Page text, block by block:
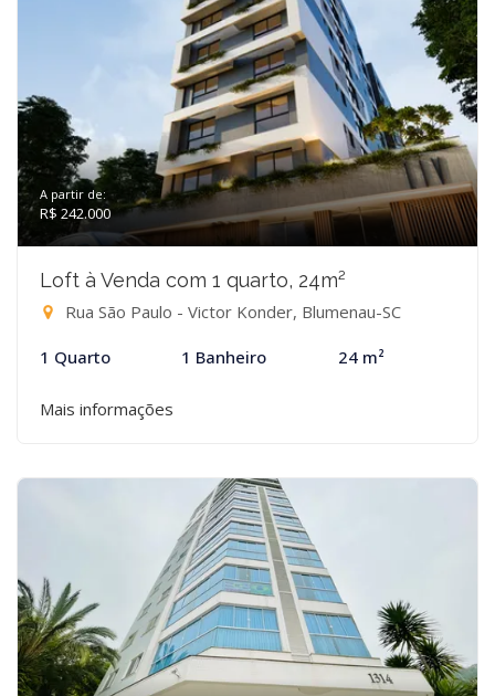
A partir de:
R$ 242.000
Loft à Venda com 1 quarto, 24m²
Rua São Paulo - Victor Konder, Blumenau-SC
1 Quarto 1 Banheiro 24 m²
Mais informações